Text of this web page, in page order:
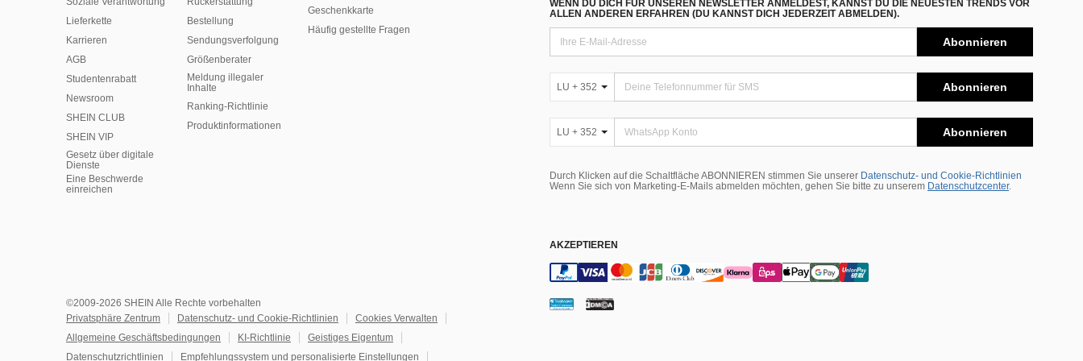
Lieferkette
Karrieren
AGB
Studentenrabatt
Newsroom
SHEIN CLUB
SHEIN VIP
Gesetz über digitale
Dienste
Eine Beschwerde
einreichen
Bestellung
Sendungsverfolgung
Größenberater
Meldung illegaler
Inhalte
Ranking-Richtlinie
​Produktinformationen
Geschenkkarte
Häufig gestellte Fragen
WENN DU DICH FÜR UNSEREN NEWSLETTER ANMELDEST, KANNST DU DIE NEUESTEN TRENDS VOR
ALLEN ANDEREN ERFAHREN (DU KANNST DICH JEDERZEIT ABMELDEN).
Abonnieren
LU + 352 Abonnieren
LU + 352 Abonnieren
Durch Klicken auf die Schaltfläche ABONNIEREN stimmen Sie unserer Datenschutz- und Cookie-Richtlinien
Wenn Sie sich von Marketing-E-Mails abmelden möchten, gehen Sie bitte zu unserem Datenschutzcenter.
AKZEPTIEREN
©2009-2026 SHEIN Alle Rechte vorbehalten
Privatsphäre Zentrum
Datenschutz- und Cookie-Richtlinien
Cookies Verwalten
Allgemeine Geschäftsbedingungen
KI-Richtlinie
Geistiges Eigentum
Datenschutzrichtlinien
Empfehlungssystem und personalisierte Einstellungen